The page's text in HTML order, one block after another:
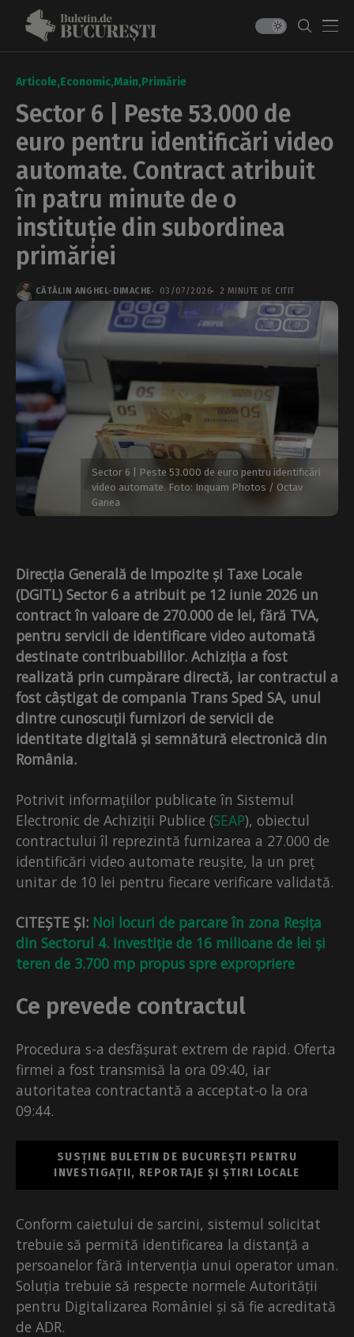
Articole Economic Main Primărie
Sector 6 | Peste 53.000 de
euro pentru identificări video
automate. Contract atribuit
în patru minute de o
instituție din subordinea
primăriei
CĂTĂLIN ANGHEL-DIMACHE 03/07/2026 2 MINUTE DE CITIT
Sector 6 | Peste 53.000 de euro pentru identificări
video automate. Foto: Inquam Photos / Octav
Ganea
Direcția Generală de Impozite și Taxe Locale
(DGITL) Sector 6 a atribuit pe 12 iunie 2026 un
contract în valoare de 270.000 de lei, fără TVA,
pentru servicii de identificare video automată
destinate contribuabililor. Achiziția a fost
realizată prin cumpărare directă, iar contractul a
fost câștigat de compania Trans Sped SA, unul
dintre cunoscuții furnizori de servicii de
identitate digitală și semnătură electronică din
România.
Potrivit informațiilor publicate în Sistemul
Electronic de Achiziții Publice (SEAP), obiectul
contractului îl reprezintă furnizarea a 27.000 de
identificări video automate reușite, la un preț
unitar de 10 lei pentru fiecare verificare validată.
CITEȘTE ȘI: Noi locuri de parcare în zona Reșița
din Sectorul 4. Investiție de 16 milioane de lei și
teren de 3.700 mp propus spre expropriere
Ce prevede contractul
Procedura s-a desfășurat extrem de rapid. Oferta
firmei a fost transmisă la ora 09:40, iar
autoritatea contractantă a acceptat-o la ora
09:44.
SUSȚINE BULETIN DE BUCUREȘTI PENTRU
INVESTIGAȚII, REPORTAJE ȘI ȘTIRI LOCALE
Conform caietului de sarcini, sistemul solicitat
trebuie să permită identificarea la distanță a
persoanelor fără intervenția unui operator uman.
Soluția trebuie să respecte normele Autorității
pentru Digitalizarea României și să fie acreditată
de ADR.